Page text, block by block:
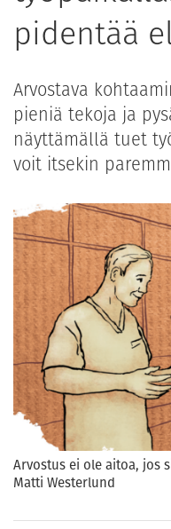
pidentää
Arvostava
pieniä tekoja ja
näyttämällä tuet
voit itsekin
Arvostus ei ole aitoa, jos
Matti Westerlund